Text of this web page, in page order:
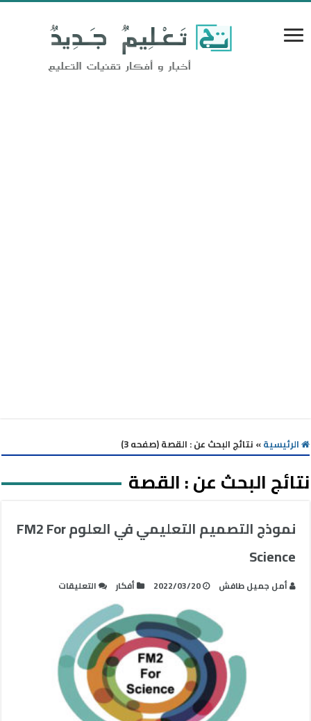
الرئيسية» نتائج البحث عن : القصة (صفحه 3)
نتائج البحث عن :القصة
نموذج التصميم التعليمي في العلوم FM2 For
Science
أمل جميل طافش 2022/03/20 أفكار التعليقات
العلوم
FM2